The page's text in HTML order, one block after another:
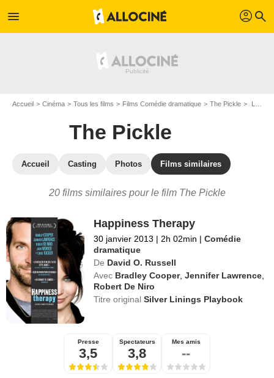
menu profil search
Accueil Cinéma Tous les films Films Comédie dramatique The Pickle Les films similaires à "The Pickle"
The Pickle
Accueil Casting Photos Films similaires
20 films similaires pour le film The Pickle
Happiness Therapy
30 janvier 2013 | 2h 02min | Comédie
dramatique
De David O. Russell
Avec Bradley Cooper,Jennifer Lawrence
Robert De Niro
Titre originalSilver Linings Playbook
Presse
3,5
Spectateurs
3,8
Mes amis
--